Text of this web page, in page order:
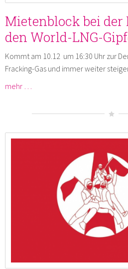
Mietenblock bei der
den World-LNG-
Kommt am 10.12 um 16:30 Uhr zur
Fracking-Gas und immer weiter
mehr …